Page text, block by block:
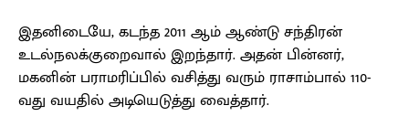
இதனிடையே, கடந்த 2011 ஆம் ஆண்டு சந்திரன்
உடல்நலக்குறைவால் இறந்தார். அதன் பின்னர்,
மகனின் பராமரிப்பில் வசித்து வரும் ராசாம்பால் 110-
வது வயதில் அடியெடுத்து வைத்தார்.